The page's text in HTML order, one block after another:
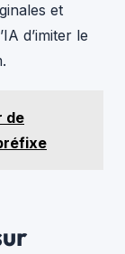
et
d’imiter le
de